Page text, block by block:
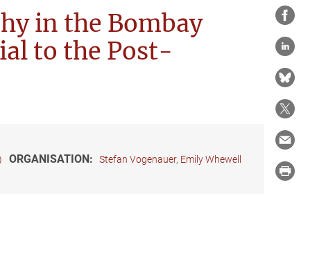
in the Bombay
to the Post-
ORGANISATION: Stefan Vogenauer, Emily Whewell